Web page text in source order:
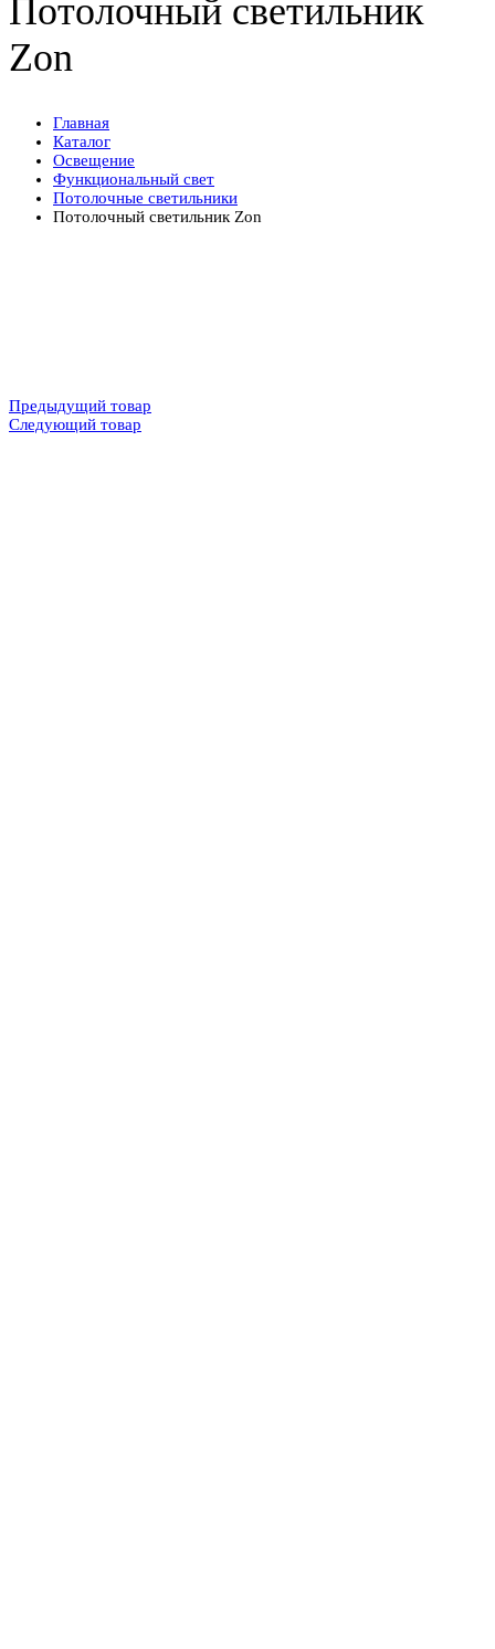
Потолочный светильник
Zon
Главная
Каталог
Освещение
Функциональный свет
Потолочные светильники
Потолочный светильник Zon
Предыдущий товар
Следующий товар